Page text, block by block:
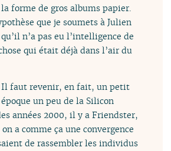
forme de gros albums papier.
que je soumets à Julien
n’a pas eu l’intelligence de
qui était déjà dans l’air du
Il faut revenir, en fait, un petit
un peu de la Silicon
années 2000, il y a Friendster,
a comme ça une convergence
de rassembler les individus